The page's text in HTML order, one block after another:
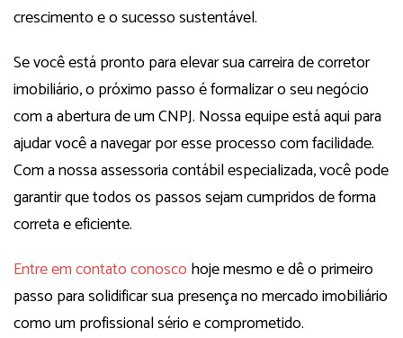
crescimento e o sucesso sustentável.
Se você está pronto para elevar sua carreira de corretor
imobiliário, o próximo passo é formalizar o seu negócio
com a abertura de um CNPJ. Nossa equipe está aqui para
ajudar você a navegar por esse processo com facilidade.
Com a nossa assessoria contábil especializada, você pode
garantir que todos os passos sejam cumpridos de forma
correta e eficiente.
Entre em contato conosco hoje mesmo e dê o primeiro
passo para solidificar sua presença no mercado imobiliário
como um profissional sério e comprometido.